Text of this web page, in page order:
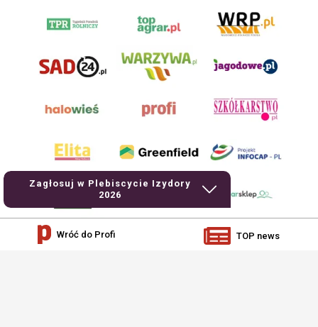
Zagłosuj w Plebiscycie Izydory
2026
Wróć do Profi TOP news